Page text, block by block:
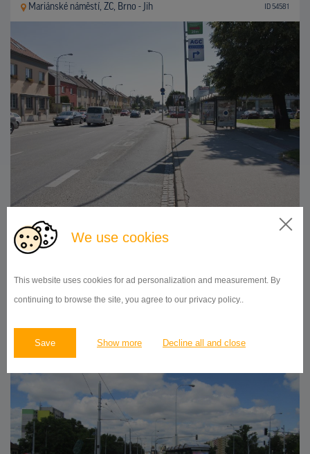
We use cookies
This website uses cookies for ad personalization and measurement. By
continuing to browse the site, you agree to our privacy policy..
Save Show more Decline all and close
Mariánské náměstí, ZC, Brno - Jih ID 54581
118,5x175 od 1 mesiaca
Mariánské náměstí X Černovická, Brno - Jih